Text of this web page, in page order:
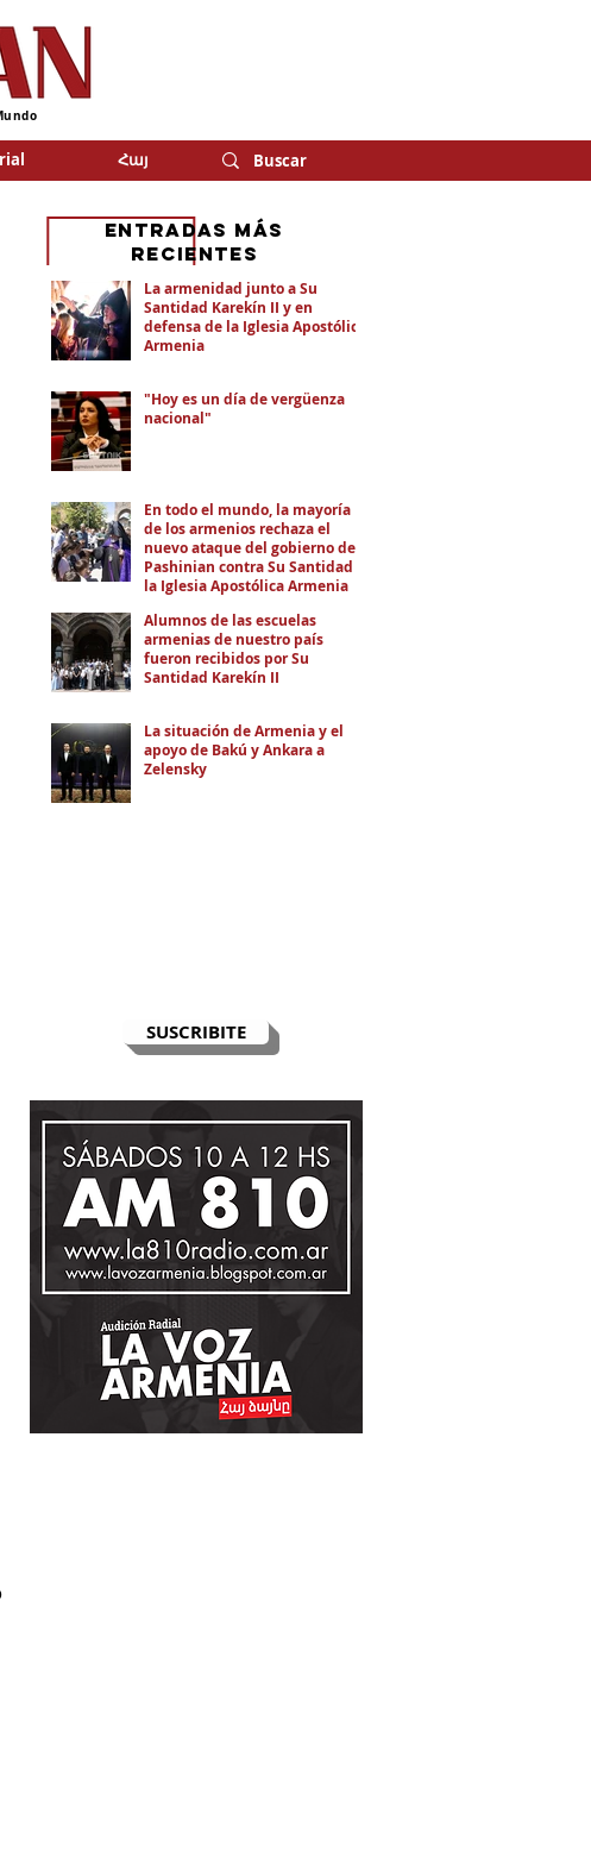
Հայ
SUSCRIBITE
La armenidad junto a Su
Santidad Karekín II y en
defensa de la Iglesia Apostólica
Armenia
"Hoy es un día de vergüenza
nacional"
En todo el mundo, la mayoría
de los armenios rechaza el
nuevo ataque del gobierno de
Pashinian contra Su Santidad y
la Iglesia Apostólica Armenia
Alumnos de las escuelas
armenias de nuestro país
fueron recibidos por Su
Santidad Karekín II
La situación de Armenia y el
apoyo de Bakú y Ankara a
Zelensky
eNTRADAS MÁS
RECIENTES